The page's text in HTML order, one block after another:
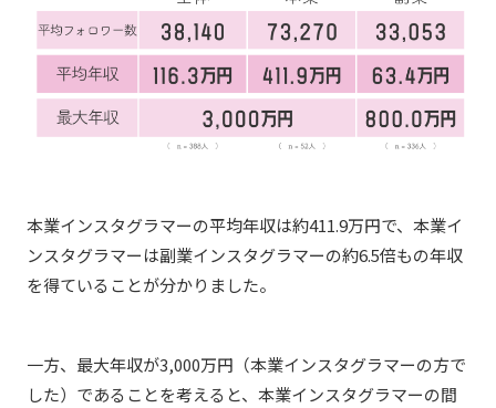
本業インスタグラマーの平均年収は約411.9万円で、本業イ
ンスタグラマーは副業インスタグラマーの約6.5倍もの年収
を得ていることが分かりました。
一方、最大年収が3,000万円（本業インスタグラマーの方で
した）であることを考えると、本業インスタグラマーの間